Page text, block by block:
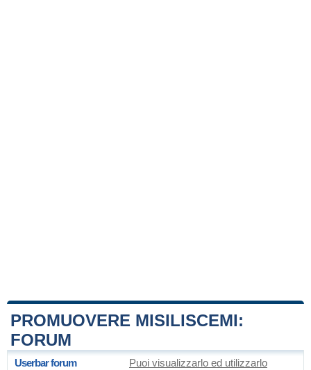
PROMUOVERE MISILISCEMI:
FORUM
Userbar forum
Puoi visualizzarlo ed utilizzarlo